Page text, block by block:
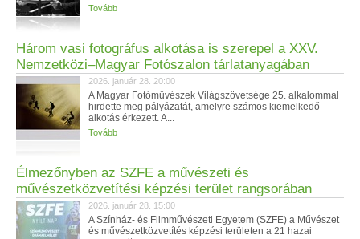
Tovább
Három vasi fotográfus alkotása is szerepel a XXV.
Nemzetközi–Magyar Fotószalon tárlatanyagában
2026. január 28. 20:00
A Magyar Fotóművészek Világszövetsége 25. alkalommal
hirdette meg pályázatát, amelyre számos kiemelkedő
alkotás érkezett. A...
Tovább
Élmezőnyben az SZFE a művészeti és
művészetközvetítési képzési terület rangsorában
2026. január 28. 15:00
A Színház- és Filmművészeti Egyetem (SZFE) a Művészet
és művészetközvetítés képzési területen a 21 hazai